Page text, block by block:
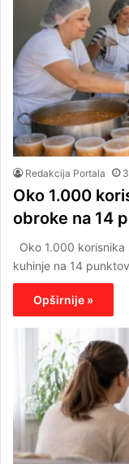
Redakcija Portala
Oko 1.000
obroke na 14
Oko 1.000
kuhinje na 14
Opširnije »